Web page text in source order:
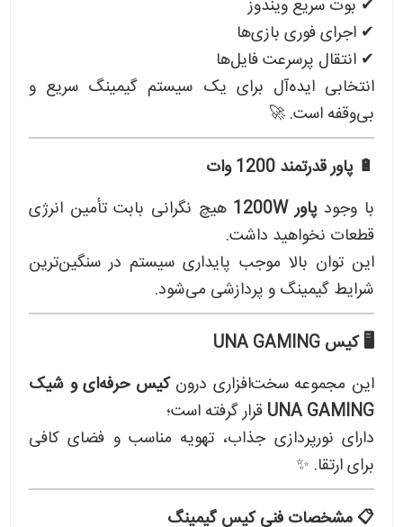
✔ بوت سریع ویندوز
✔ اجرای فوری بازی‌ها
✔ انتقال پرسرعت فایل‌ها
انتخابی ایده‌آل برای یک سیستم گیمینگ سریع و
بی‌وقفه است. 🚀
🔋 پاور قدرتمند 1200 وات
با وجودپاور 1200W
هیچ نگرانی بابت تأمین انرژی
قطعات نخواهید داشت.
این توان بالا موجب پایداری سیستم در سنگین‌ترین
شرایط گیمینگ و پردازشی می‌شود.
🖥 کیس UNA GAMING
این مجموعه سخت‌افزاری درونکیس حرفه‌ای و شیک
UNA GAMING قرار گرفته است؛
دارای نورپردازی جذاب، تهویه مناسب و فضای کافی
برای ارتقا. ✨
📋 مشخصات فنی کیس گیمینگ